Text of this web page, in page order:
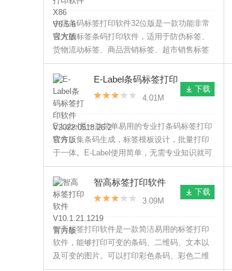
中琅条码标签打印软件32位版是一款功能非常
强大的标签条码打印软件，适用于防伪标签、
货物流动标签、商品营销标签、超市销售标签
等标签的设计及批量打印，是标签设计者的好
帮手。
E-Label条码标签打印
软件
V2022.0518.26.2 官
4.01M
下载
E-Label是一款简单易用的专业打条码标签打印
软件。集条码生成，标签模板设计，批量打印
于一体。E-Label使用简单，无需专业知识就可
以设计出各种各样的标签。
智高标签打印软件
V10.1.21.1219 官方
3.09M
下载
智高标签打印软件是一款简洁易用的标签打印
软件，能够打印可变的条码、二维码、文本以
及可变的图片。可以打印彩色条码、彩色二维
码、随机彩码，支持打印可查询的彩码、彩色